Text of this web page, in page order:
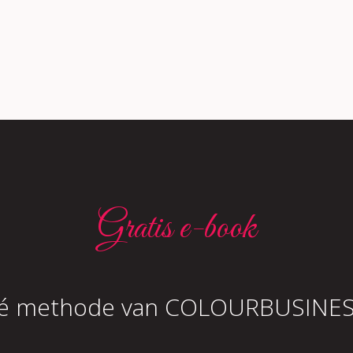
Gratis e-book
methode van